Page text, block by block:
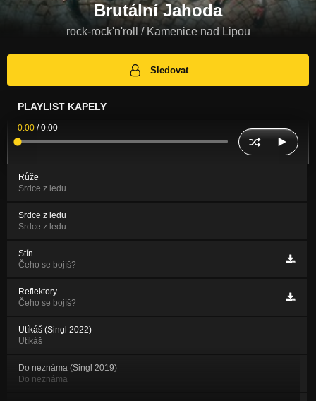
Brutální Jahoda
rock-rock'n'roll / Kamenice nad Lipou
Sledovat
PLAYLIST KAPELY
0:00 /0:00
Růže
Srdce z ledu
Srdce z ledu
Srdce z ledu
Stín
Čeho se bojíš?
Reflektory
Čeho se bojíš?
Utíkáš (Singl 2022)
Utíkáš
Do neznáma (Singl 2019)
Do neznáma